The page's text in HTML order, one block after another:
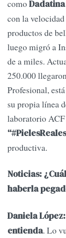
comoDadatina
con la
productos de
luego migró a
de a miles.
250.000
Profesional,
su propia línea
laboratorio
“#PielesReales
productiva.
Noticias:
haberla
Daniela López:
entienda. Lo